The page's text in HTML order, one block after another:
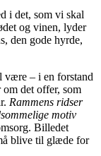
i det, som vi skal
og vinen, lyder
den gode hyrde,
være – i en forstand
om det offer, som
Rammens ridser
motiv
Billedet
blive til glæde for